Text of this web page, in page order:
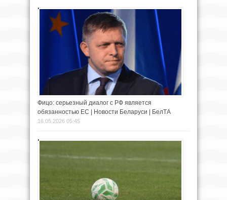
Фицо: серьезный диалог с РФ является
обязанностью ЕС | Новости Беларуси | БелТА
16.05.2026 05:45